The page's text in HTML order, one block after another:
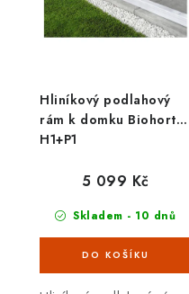
Hliníkový podlahový
rám k domku Biohort®
H1+P1
Skladem - 10 dnů
5 099 Kč